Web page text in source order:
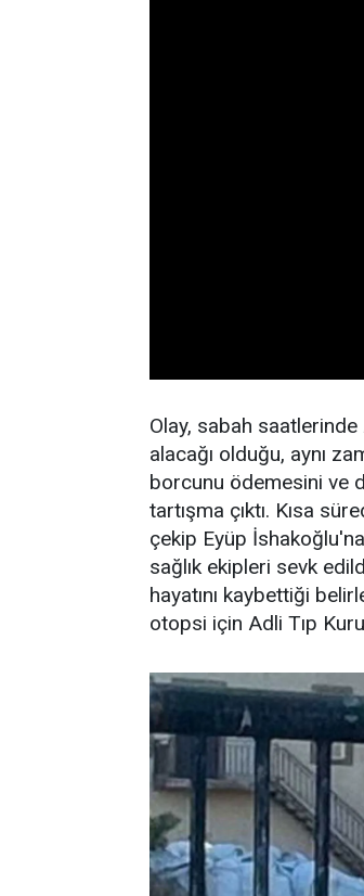
Olay, sabah
alacağı olduğu, aynı
borcunu ödemesini ve
tartışma çıktı. Kısa
çekip Eyüp
sağlık ekipleri sevk
hayatını kaybettiği
otopsi için Adli Tıp